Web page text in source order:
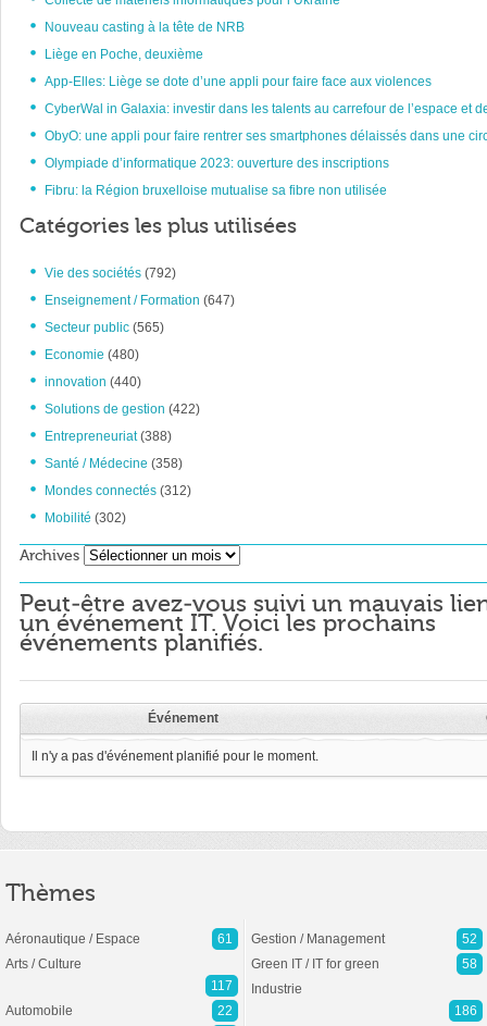
Nouveau casting à la tête de NRB
Liège en Poche, deuxième
App-Elles: Liège se dote d’une appli pour faire face aux violences
CyberWal in Galaxia: investir dans les talents au carrefour de l’espace et
ObyO: une appli pour faire rentrer ses smartphones délaissés dans une
Olympiade d’informatique 2023: ouverture des inscriptions
Fibru: la Région bruxelloise mutualise sa fibre non utilisée
Catégories les plus utilisées
Vie des sociétés (792)
Enseignement / Formation (647)
Secteur public (565)
Economie (480)
innovation (440)
Solutions de gestion (422)
Entrepreneuriat(388)
Santé / Médecine (358)
Mondes connectés (312)
Mobilité (302)
Archives Archives
Peut-être avez-vous suivi un mauvais
un événement IT. Voici les prochains
événements planifiés.
Événement
Il n'y a pas d'événement planifié pour le moment.
Thèmes
Aéronautique / Espace
61
Arts / Culture
117
Automobile
22
Gestion / Management
52
Green IT / IT for green
58
Industrie
186